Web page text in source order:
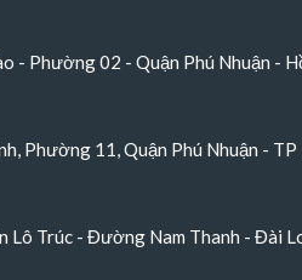
- Phường 02 - Quận Phú Nhuận -
Phường 11, Quận Phú Nhuận - TP
Lô Trúc - Đường Nam Thanh - Đài